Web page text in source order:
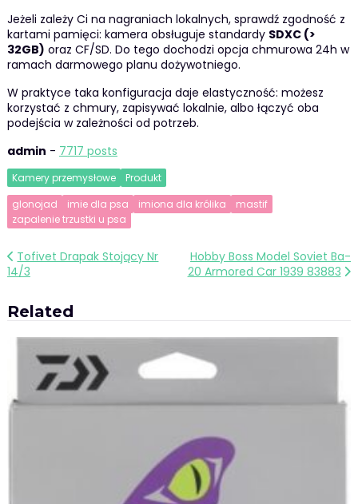
Jeżeli zależy Ci na nagraniach lokalnych, sprawdź zgodność z
kartami pamięci: kamera obsługuje standardy SDXC (>
32GB) oraz CF/SD. Do tego dochodzi opcja chmurowa 24h w
ramach darmowego planu dożywotniego.
W praktyce taka konfiguracja daje elastyczność: możesz
korzystać z chmury, zapisywać lokalnie, albo łączyć oba
podejścia w zależności od potrzeb.
admin - 7717 posts
Kamery przemysłowe
Produkt
glonojad
imie dla psa imiona dla królika
mastif
zapalenie trzustki u psa
Nawigacja
wpisu
Tofivet Drapak Stojący Nr
14/3
Hobby Boss Model Soviet Ba-
20 Armored Car 1939 83883
Related